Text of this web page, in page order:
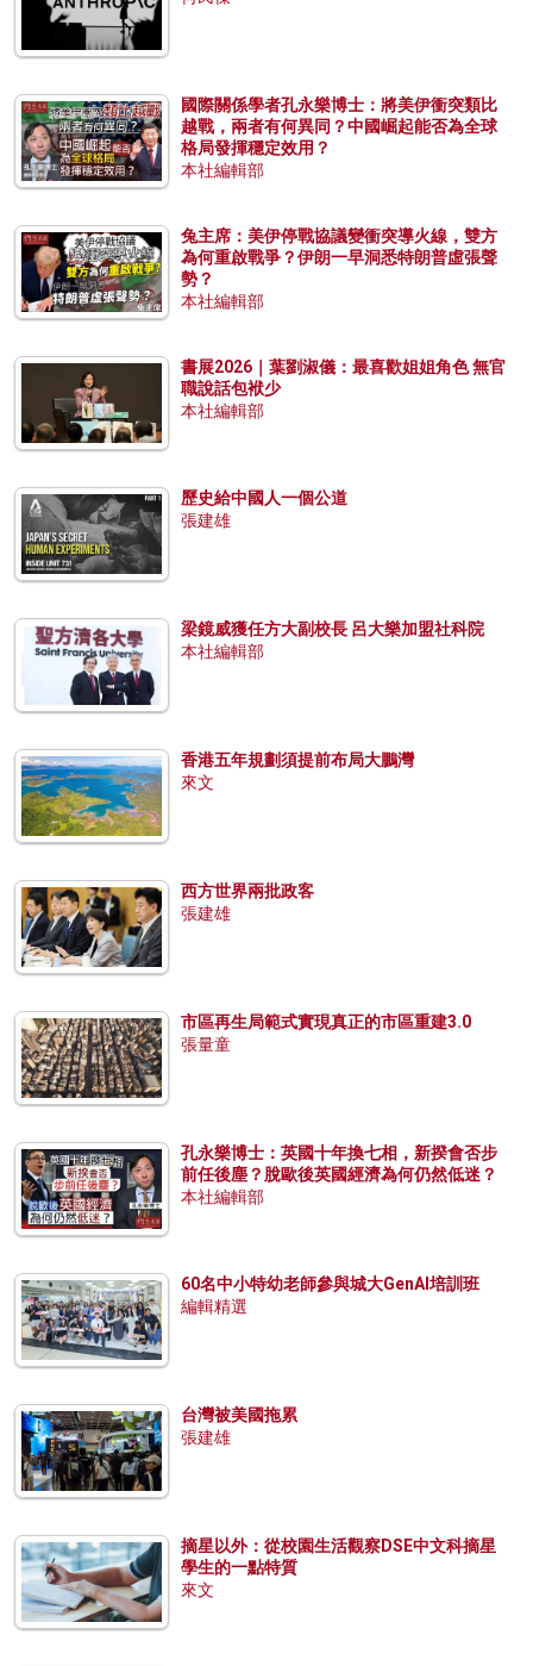
國際關係學者孔永樂博士：將美伊衝突類比
越戰，兩者有何異同？中國崛起能否為全球
格局發揮穩定效用？
本社編輯部
兔主席：美伊停戰協議變衝突導火線，雙方
為何重啟戰爭？伊朗一早洞悉特朗普虛張聲
勢？
本社編輯部
書展2026｜葉劉淑儀：最喜歡姐姐角色 無官
職說話包袱少
本社編輯部
歷史給中國人一個公道
張建雄
梁鏡威獲任方大副校長 呂大樂加盟社科院
本社編輯部
香港五年規劃須提前布局大鵬灣
來文
西方世界兩批政客
張建雄
市區再生局範式實現真正的市區重建3.0
張量童
孔永樂博士：英國十年換七相，新揆會否步
前任後塵？脫歐後英國經濟為何仍然低迷？
本社編輯部
60名中小特幼老師參與城大GenAI培訓班
編輯精選
台灣被美國拖累
張建雄
摘星以外：從校園生活觀察DSE中文科摘星
學生的一點特質
來文